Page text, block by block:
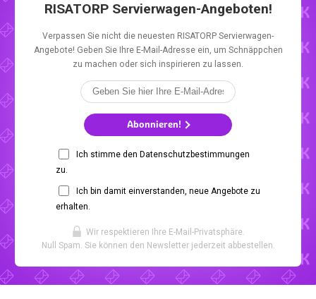
RISATORP Servierwagen-Angeboten!
Verpassen Sie nicht die neuesten RISATORP Servierwagen-
Angebote! Geben Sie Ihre E-Mail-Adresse ein, um Schnäppchen
zu machen oder sich inspirieren zu lassen.
Abonnieren!
Ich stimme den Datenschutzbestimmungen
zu.
Ich bin damit einverstanden, neue Angebote zu
erhalten.
Wir respektieren Ihre E-Mail-Privatsphäre.
Null Spam. Sie können den Newsletter jederzeit abbestellen.